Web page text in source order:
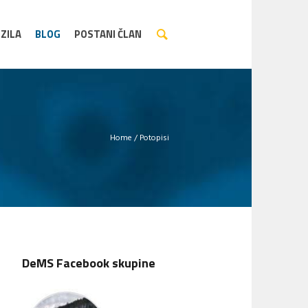
BLOG POSTANI ČLAN
Home / Potopisi
DeMS Facebook skupine